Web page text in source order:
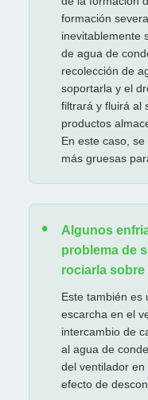
formación
inevitablemente
de agua de
recolección de
soportarla y el
filtrará y fluirá al
productos
En este caso,
más gruesas
Algunos
problema de
rociarla sobre
Este también es
escarcha en el
intercambio de
al agua de
del ventilador
efecto de